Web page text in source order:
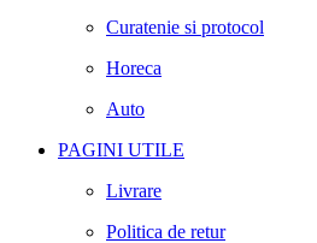
Curatenie si protocol
Horeca
Auto
PAGINI UTILE
Livrare
Politica de retur